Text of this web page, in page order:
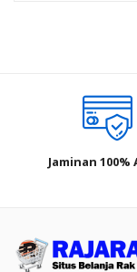
Jaminan 100%